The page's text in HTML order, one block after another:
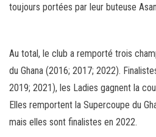
toujours portées par leur buteuse
Au total, le club a remporté trois
du Ghana (2016; 2017; 2022).
2019; 2021), les Ladies gagnent la
Elles remportent la Supercoupe du
mais elles sont finalistes en 2022.